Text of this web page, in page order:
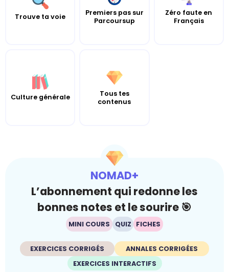
Trouve ta voie
Premiers pas sur
Parcoursup
Zéro faute en
Français
Culture générale
Tous tes
contenus
NOMAD+
L’abonnement qui redonne les
bonnes notes et le sourire 🎯
MINI COURS QUIZ FICHES
EXERCICES CORRIGÉS
ANNALES CORRIGÉES
EXERCICES INTERACTIFS